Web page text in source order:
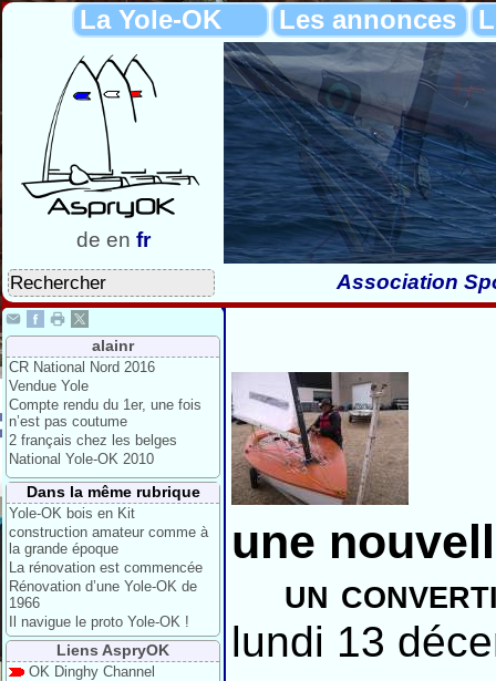
La Yole-OK Les annonces
de en fr
Association
alainr
CR National Nord 2016
Vendue Yole
Compte rendu du 1er, une fois
n’est pas coutume
2 français chez les belges
National Yole-OK 2010
Dans la même rubrique
Yole-OK bois en Kit
construction amateur comme à
la grande époque
La rénovation est commencée
Rénovation d’une Yole-OK de
1966
Il navigue le proto Yole-OK !
Liens AspryOK
OK Dinghy Channel
une
un
lundi 13